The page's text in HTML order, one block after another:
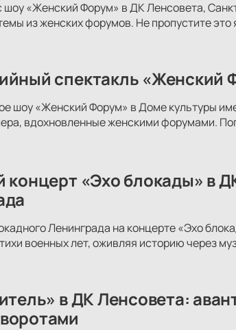
шоу «Женский Форум» в ДК Ленсовета,
из женских форумов. Не пропустите это
спектакль «Женский
шоу «Женский Форум» в Доме культуры
вдохновленные женскими форумами.
концерт «Эхо блокады» в
Ленинграда на концерте «Эхо
военных лет, оживляя историю через
в ДК Ленсовета: